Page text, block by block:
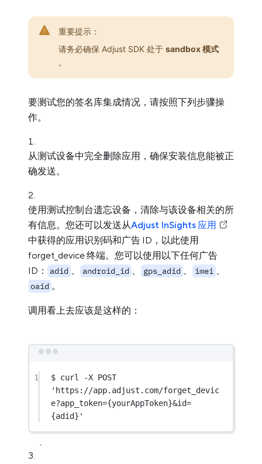
重要提示：
请务必确保 Adjust SDK 处于 sandbox 模式
。
要测试您的签名库集成情况，请按照下列步骤操
作。
从测试设备中完全删除应用，确保安装信息能被正
确发送。
使用测试控制台遗忘设备，清除与该设备相关的所
有信息。您还可以发送从Adjust InSights 应用
中获得的应用识别码和广告 ID，以此使用
forget_device 终端。您可以使用以下任何广告
ID：
adid 、 android_id 、 gps_adid 、 imei 、
oaid 。
调用看上去应该是这样的：
1
$ curl -X POST
'https://app.adjust.com/forget_devic
e?app_token={yourAppToken}&id=
{adid}'